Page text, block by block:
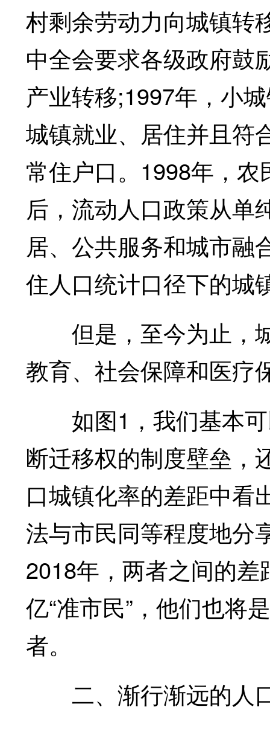
村剩余劳动力向城镇转
中全会要求各级政府鼓
产业转移;1997年，小
城镇就业、居住并且符
常住户口。1998年，
后，流动人口政策从单
居、公共服务和城市融
住人口统计口径下的城
但是，至今为止，
教育、社会保障和医疗
如图1，我们基本可
断迁移权的制度壁垒，
口城镇化率的差距中看
法与市民同等程度地分
2018年，两者之间的
亿“准市民”，他们也将
者。
二、渐行渐远的人